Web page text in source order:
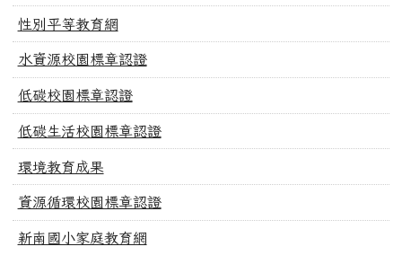
性別平等教育網
水資源校園標章認證
低碳校園標章認證
低碳生活校園標章認證
環境教育成果
資源循環校園標章認證
新南國小家庭教育網